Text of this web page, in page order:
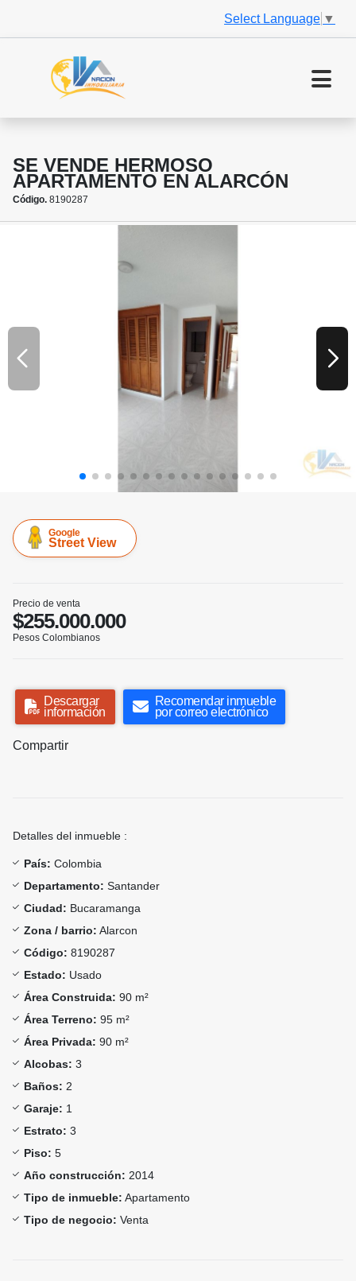
Select Language ▼
SE VENDE HERMOSO
APARTAMENTO EN ALARCÓN
Código. 8190287
Google
Street View
Precio de venta
$255.000.000
Pesos Colombianos
Descargar
información
Recomendar inmueble
por correo electrónico
Compartir
Detalles del inmueble :
País: Colombia
Departamento: Santander
Ciudad: Bucaramanga
Zona / barrio: Alarcon
Código: 8190287
Estado: Usado
Área Construida: 90 m²
Área Terreno: 95 m²
Área Privada: 90 m²
Alcobas: 3
Baños: 2
Garaje: 1
Estrato: 3
Piso: 5
Año construcción: 2014
Tipo de inmueble: Apartamento
Tipo de negocio: Venta